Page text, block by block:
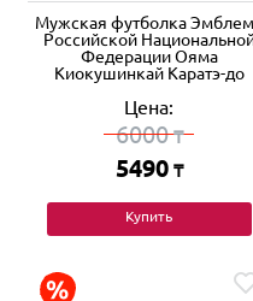
Мужская футболка
Российской
Федерации Ояма
Киокушинкай Каратэ-до
Цена:
6000₸
5490 ₸
Купить